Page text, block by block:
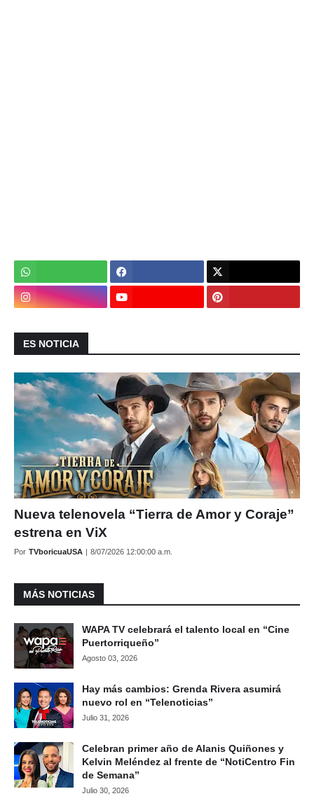
ES NOTICIA
Nueva telenovela “Tierra de Amor y Coraje”
estrena en ViX
Por TVboricuaUSA 8/07/2026 12:00:00 a.m.
MÁS NOTICIAS
WAPA TV celebrará el talento local en “Cine
Puertorriqueño”
Agosto 03, 2026
Hay más cambios: Grenda Rivera asumirá
nuevo rol en “Telenoticias”
Julio 31, 2026
Celebran primer año de Alanis Quiñones y
Kelvin Meléndez al frente de “NotiCentro Fin
de Semana”
Julio 30, 2026